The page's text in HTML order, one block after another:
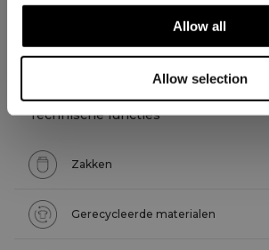
Allow all
Allow selection
TECHNISCHE ASPECTEN
Technische functies
Zakken
Gerecycleerde materialen